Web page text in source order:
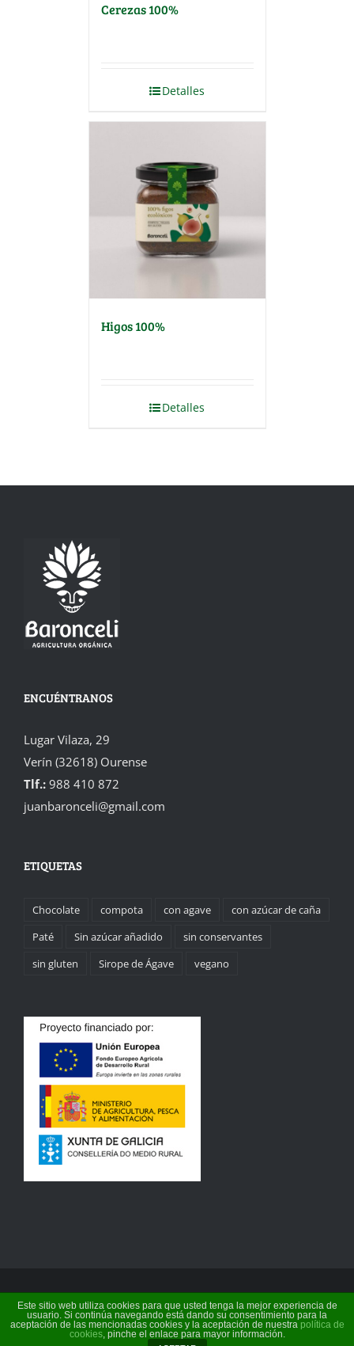
Cerezas 100%
Detalles
Higos 100%
Detalles
ENCUÉNTRANOS
Lugar Vilaza, 29
Verín (32618) Ourense
Tlf.: 988 410 872
juanbaronceli@gmail.com
ETIQUETAS
Chocolate compota con agave
con azúcar de caña
Paté
Sin azúcar añadido
sin conservantes
sin gluten
Sirope de Ágave vegano
©2026 Terra de Baronceli | Conservas do Támega
S.L. |Política de cookies
Este sitio web utiliza cookies para que usted tenga la mejor experiencia de
usuario. Si continúa navegando está dando su consentimiento para la
aceptación de las mencionadas cookies y la aceptación de nuestra política de
cookies, pinche el enlace para mayor información.